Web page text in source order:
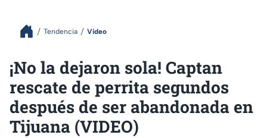
Tendencia Video
¡No la dejaron sola! Captan
rescate de perrita segundos
después de ser abandonada en
Tijuana (VIDEO)